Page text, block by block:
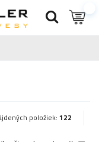
položiek: 122